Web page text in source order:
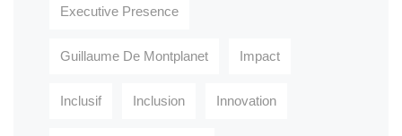
Executive Presence
Guillaume De Montplanet Impact
Inclusif Inclusion Innovation